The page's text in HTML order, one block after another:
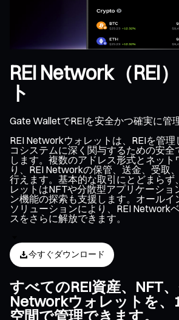
REI Network（REI
ト
Gate WalletでREIを安全かつ確実に管
REI Networkウォレットは、REIを管
コシステムに深く関与するための安
します。複数のアドレス形式とネット
り、REI Networkの保管、送金、受取
行えます。基本的な取引にとどまらず
レットはNFTや分散型アプリケーショ
ン機能の探索も支援します。オールイ
ソリューションにより、REI Network
スをさらに解放できます。
今すぐダウンロード
すべてのREI資産、NFT
Networkウォレットを、
空間で管理できます。